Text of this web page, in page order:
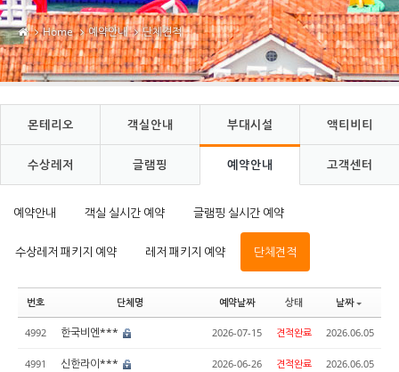
Home 예약안내 단체견적
몬테리오 객실안내 부대시설 액티비티
수상레저 글램핑 예약안내 고객센터
예약안내 객실 실시간 예약 글램핑 실시간 예약
수상레저 패키지 예약 레저 패키지 예약 단체견적
번호 단체명 예약날짜 상태 날짜
4992 한국비엔*** 2026-07-15 견적완료 2026.06.05
4991 신한라이*** 2026-06-26 견적완료 2026.06.05